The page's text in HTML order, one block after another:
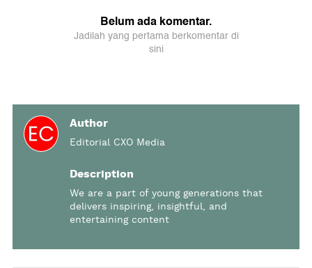
Author
Editorial CXO Media
Description
We are a part of young generations that
delivers inspiring, insightful, and
entertaining content